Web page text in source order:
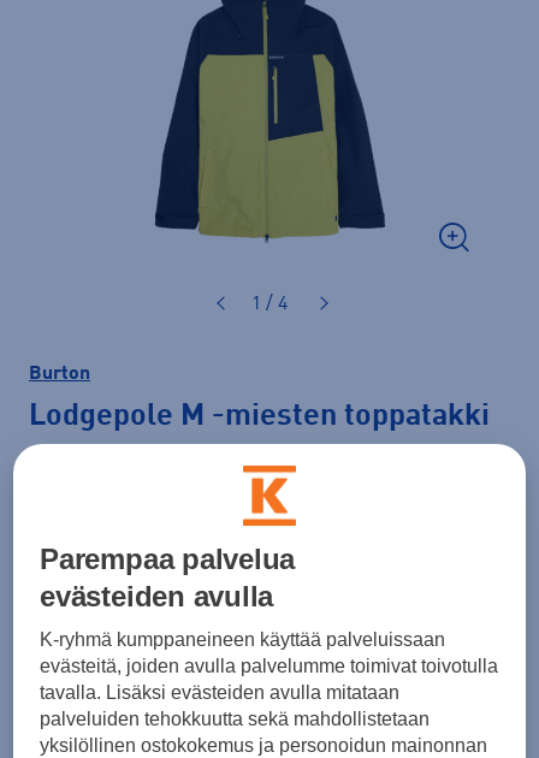
1 / 4
Burton
Lodgepole M -miesten toppatakki
Hinta verkossa
30pv alin hinta: 120,00 €
Lisätietoa
Koko
Parempaa palvelua
evästeiden avulla
K-ryhmä kumppaneineen käyttää palveluissaan
evästeitä, joiden avulla palvelumme toimivat toivotulla
tavalla. Lisäksi evästeiden avulla mitataan
palveluiden tehokkuutta sekä mahdollistetaan
yksilöllinen ostokokemus ja personoidun mainonnan